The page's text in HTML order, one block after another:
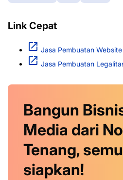
Link Cepat
Jasa Pembuatan Website
Jasa Pembuatan
Bangun
Media dari
Tenang,
siapkan!